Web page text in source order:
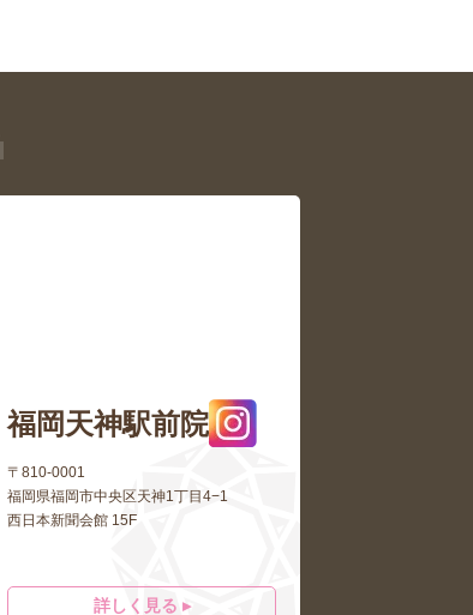
福岡天神駅前院
〒810-0001
福岡県福岡市中央区天神1丁目4−1
西日本新聞会館 15F
詳しく見る ▸